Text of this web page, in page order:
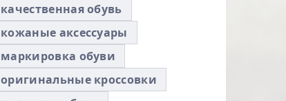
качественная обувь
кожаные аксессуары
маркировка обуви
оригинальные кроссовки